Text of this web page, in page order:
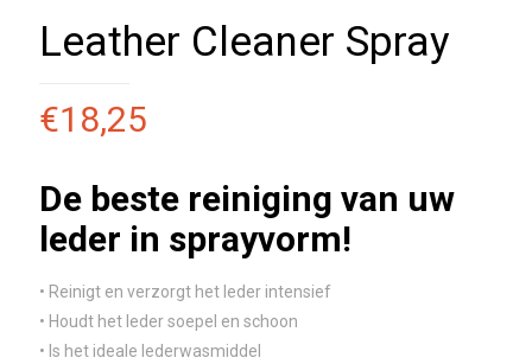
Leather Cleaner Spray
€18,25
De beste reiniging van uw
leder in sprayvorm!
• Reinigt en verzorgt het leder intensief
• Houdt het leder soepel en schoon
• Is het ideale lederwasmiddel